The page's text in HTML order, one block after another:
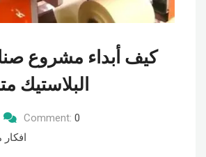
كيف أبداء مشروع
البلاستيك
Comment: 0